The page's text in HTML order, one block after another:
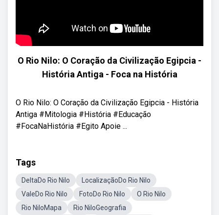
O Rio Nilo: O Coração da Civilização Egipcia -
História Antiga - Foca na História
O Rio Nilo: O Coração da Civilização Egipcia - História
Antiga #Mitologia #História #Educação
#FocaNaHistória #Egito Apoie ...
Tags
DeltaDo Rio Nilo
LocalizaçãoDo Rio Nilo
ValeDo Rio Nilo
FotoDo Rio Nilo
O Rio Nilo
Rio NiloMapa
Rio NiloGeografia